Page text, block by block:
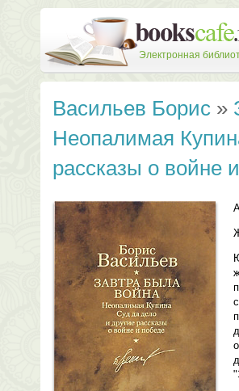
Электронная
Васильев Борис »
Неопалимая
рассказы о войне